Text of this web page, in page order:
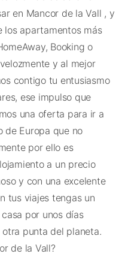
en Mancor de la Vall , y
los apartamentos más
Booking o
y al mejor
contigo tu entusiasmo
ese impulso que
una oferta para ir a
de Europa que no
por ello es
a un precio
y con una excelente
tus viajes tengas un
por unos días
punta del planeta.
de la Vall?